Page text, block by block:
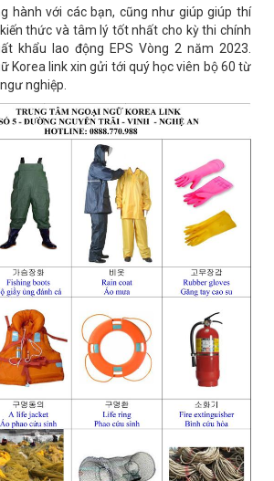
hành với các bạn, cũng như giúp giúp thí
thức và tâm lý tốt nhất cho kỳ thi chính
khẩu lao động EPS Vòng 2 năm 2023.
Korea link xin gửi tới quý học viên bộ 60 từ
nghiệp.